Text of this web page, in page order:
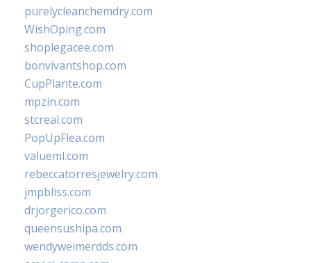
purelycleanchemdry.com
WishOping.com
shoplegacee.com
bonvivantshop.com
CupPlante.com
mpzin.com
stcreal.com
PopUpFlea.com
valueml.com
rebeccatorresjewelry.com
jmpbliss.com
drjorgerico.com
queensushipa.com
wendyweimerdds.com